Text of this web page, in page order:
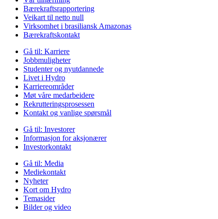
Bærekraftsrapportering
Veikart til netto null
Virksomhet i brasiliansk Amazonas
Bærekraftskontakt
Gå til: Karriere
Jobbmuligheter
Studenter og nyutdannede
Livet i Hydro
Karriereområder
Møt våre medarbeidere
Rekrutteringsprosessen
Kontakt og vanlige spørsmål
Gå til: Investorer
Informasjon for aksjonærer
Investorkontakt
Gå til: Media
Mediekontakt
Nyheter
Kort om Hydro
Temasider
Bilder og video